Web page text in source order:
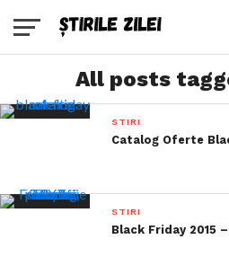
All posts
STIRI
Catalog Oferte
STIRI
Black Friday 2015 –